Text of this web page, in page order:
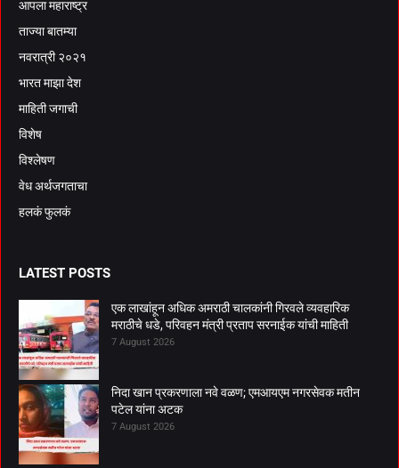
आपला महाराष्ट्र
ताज्या बातम्या
नवरात्री २०२१
भारत माझा देश
माहिती जगाची
विशेष
विश्लेषण
वेध अर्थजगताचा
हलकं फुलकं
LATEST POSTS
एक लाखांहून अधिक अमराठी चालकांनी गिरवले व्यवहारिक
मराठीचे धडे, परिवहन मंत्री प्रताप सरनाईक यांची माहिती
7 August 2026
निदा खान प्रकरणाला नवे वळण; एमआयएम नगरसेवक मतीन
पटेल यांना अटक
7 August 2026